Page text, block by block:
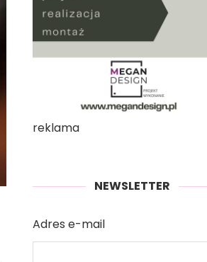
reklama
NEWSLETTER
Adres e-mail